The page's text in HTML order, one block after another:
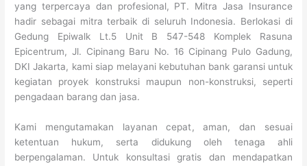
yang terpercaya dan profesional, PT. Mitra Jasa Insurance
hadir sebagai mitra terbaik di seluruh Indonesia. Berlokasi di
Gedung Epiwalk Lt.5 Unit B 547-548 Komplek Rasuna
Epicentrum, Jl. Cipinang Baru No. 16 Cipinang Pulo Gadung,
DKI Jakarta, kami siap melayani kebutuhan bank garansi untuk
kegiatan proyek konstruksi maupun non-konstruksi, seperti
pengadaan barang dan jasa.
Kami mengutamakan layanan cepat, aman, dan sesuai
ketentuan hukum, serta didukung oleh tenaga ahli
berpengalaman. Untuk konsultasi gratis dan mendapatkan